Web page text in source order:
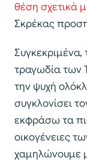
θέση σχετικά
Σκρέκας
Συγκεκριμένα,
τραγωδία των
την ψυχή
συγκλονίσει
εκφράσω τα
οικογένειες
χαμηλώνουμε